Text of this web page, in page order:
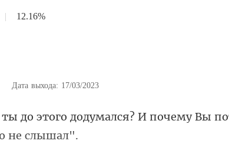
| 12.16%
Дата выхода: 17/03/2023
лся? И почему Вы